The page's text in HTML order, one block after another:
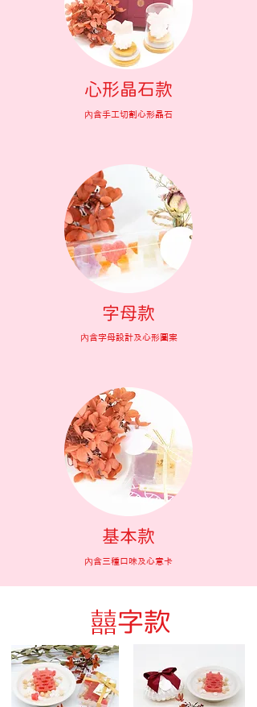
心形晶石款
內含手工切割心形晶石
字母款
內含字母設計及心形圖案
​基本款
內含三種口味及心意卡
​囍字款